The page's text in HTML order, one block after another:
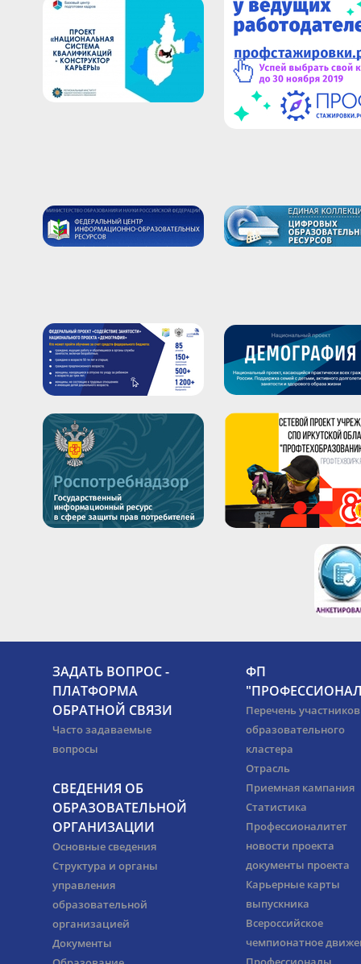
ЗАДАТЬ ВОПРОС -
ПЛАТФОРМА
ОБРАТНОЙ СВЯЗИ
Часто задаваемые
вопросы
СВЕДЕНИЯ ОБ
ОБРАЗОВАТЕЛЬНОЙ
ОРГАНИЗАЦИИ
Основные сведения
Структура и органы
управления
образовательной
организацией
Документы
ФП
Перечень участников
образовательного
кластера
Отрасль
Приемная кампания
Статистика
Профессионалитет
новости проекта
документы проекта
Карьерные карты
выпускника
Всероссийское
чемпионатное